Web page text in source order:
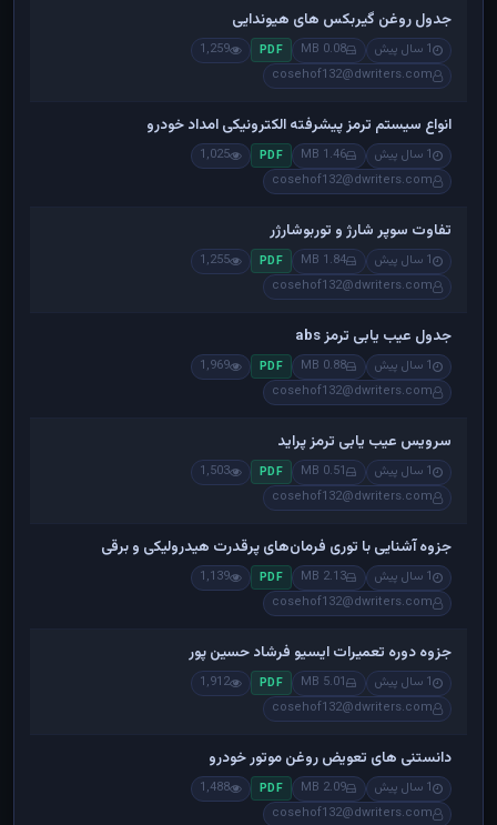
جدول روغن گیربکس های هیوندایی
1 سال پیش 0.08 MB
PDF
1,259
cosehof132@dwriters.com
انواع سیستم ترمز پیشرفته الکترونیکی امداد خودرو
1 سال پیش 1.46 MB
PDF
1,025
cosehof132@dwriters.com
تفاوت سوپر شارژ و توربوشارژر
1 سال پیش 1.84 MB
PDF
1,255
cosehof132@dwriters.com
جدول عیب یابی ترمز abs
1 سال پیش 0.88 MB
PDF
1,969
cosehof132@dwriters.com
سرویس عیب یابی ترمز پراید
1 سال پیش 0.51 MB
PDF
1,503
cosehof132@dwriters.com
جزوه آشنایی با توری فرمان‌های پرقدرت هیدرولیکی و برقی
1 سال پیش 2.13 MB
PDF
1,139
cosehof132@dwriters.com
جزوه دوره تعمیرات ایسیو فرشاد حسین پور
1 سال پیش 5.01 MB
PDF
1,912
cosehof132@dwriters.com
دانستنی های تعویض روغن موتور خودرو
1 سال پیش 2.09 MB
PDF
1,488
cosehof132@dwriters.com